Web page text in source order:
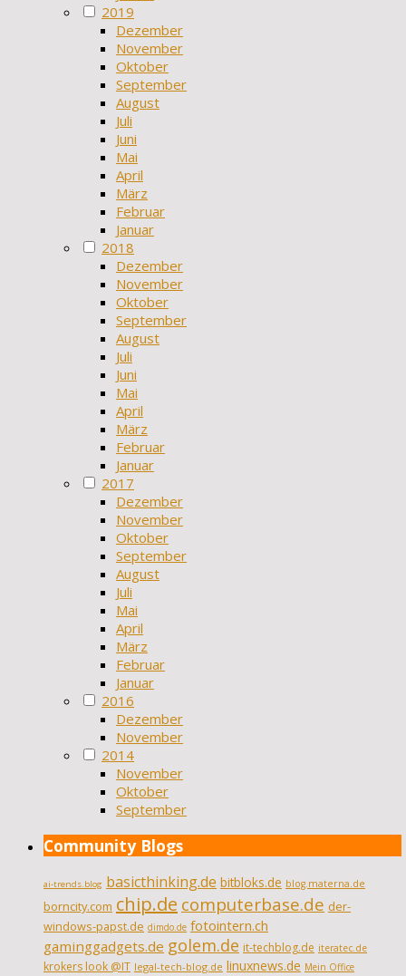
2019
Dezember
November
Oktober
September
August
Juli
Juni
Mai
April
März
Februar
Januar
2018
Dezember
November
Oktober
September
August
Juli
Juni
Mai
April
März
Februar
Januar
2017
Dezember
November
Oktober
September
August
Juli
Mai
April
März
Februar
Januar
2016
Dezember
November
2014
November
Oktober
September
Community Blogs
ai-trends.blog basicthinking.de bitbloks.de blog.materna.de
borncity.com chip.de computerbase.de der-
windows-papst.de dimdo.de fotointern.ch
gaminggadgets.de golem.de it-techblog.de iteratec.de
krokers look @IT legal-tech-blog.de linuxnews.de Mein Office